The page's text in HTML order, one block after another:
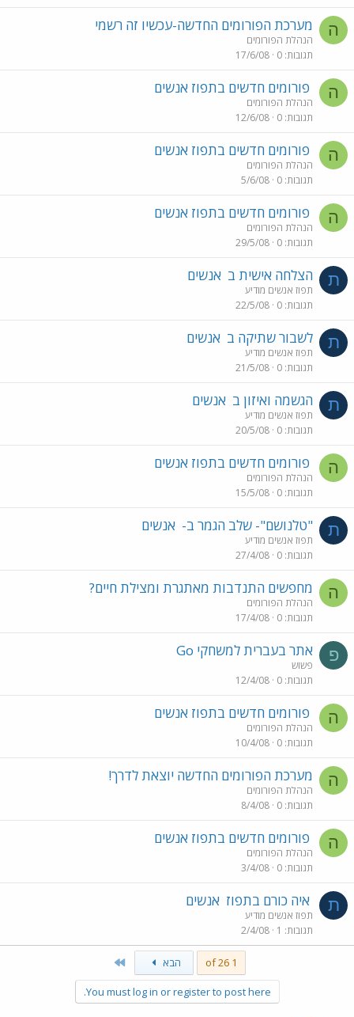
ה מערכת הפורומים החדשה-עכשיו זה רשמי
הנהלת הפורומים
תגובות 0
17/6/08
ה פורומים חדשים בתפוז אנשים
הנהלת הפורומים
תגובות 0
12/6/08
ה פורומים חדשים בתפוז אנשים
הנהלת הפורומים
תגובות 0
5/6/08
ה פורומים חדשים בתפוז אנשים
הנהלת הפורומים
תגובות 0
29/5/08
ת הצלחה אישית ב אנשים
תפוז אנשים מודיע
תגובות 0
22/5/08
ת לשבור שתיקה ב אנשים
תפוז אנשים מודיע
תגובות 0
21/5/08
ת הגשמה ואיזון ב אנשים
תפוז אנשים מודיע
תגובות 0
20/5/08
ה פורומים חדשים בתפוז אנשים
הנהלת הפורומים
תגובות 0
15/5/08
ת "טלנושם"- שלב הגמר ב- אנשים
תפוז אנשים מודיע
תגובות 0
27/4/08
ה מחפשים התנדבות מאתגרת ומצילת חיים?
הנהלת הפורומים
תגובות 0
17/4/08
פ אתר בעברית למשחקי Go
פשוש
תגובות 0
12/4/08
ה פורומים חדשים בתפוז אנשים
הנהלת הפורומים
תגובות 0
10/4/08
ה מערכת הפורומים החדשה יוצאת לדרך!
הנהלת הפורומים
תגובות 0
8/4/08
ה פורומים חדשים בתפוז אנשים
הנהלת הפורומים
תגובות 0
3/4/08
ת איה כורם בתפוז אנשים
תפוז אנשים מודיע
תגובות 1
2/4/08
1 of 26 הבא
You must log in or register to post here.